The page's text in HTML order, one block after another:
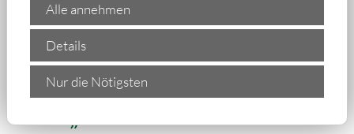
Alle annehmen
Details
Nur die Nötigsten